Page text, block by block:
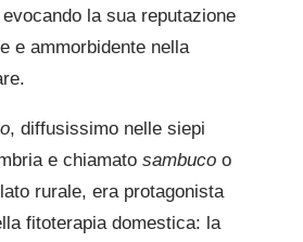
la sua reputazione
e ammorbidente nella
, diffusissimo nelle siepi
e chiamato sambuco o
rurale, era protagonista
fitoterapia domestica: la